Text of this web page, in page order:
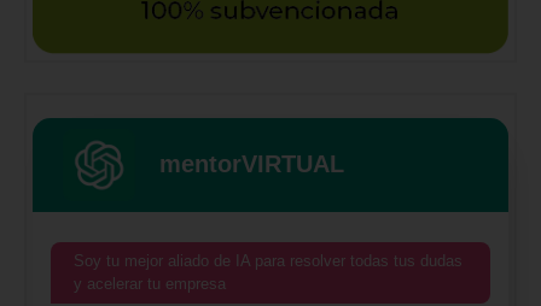
mentorVIRTUAL
Soy tu mejor aliado de IA para resolver todas tus dudas
y acelerar tu empresa